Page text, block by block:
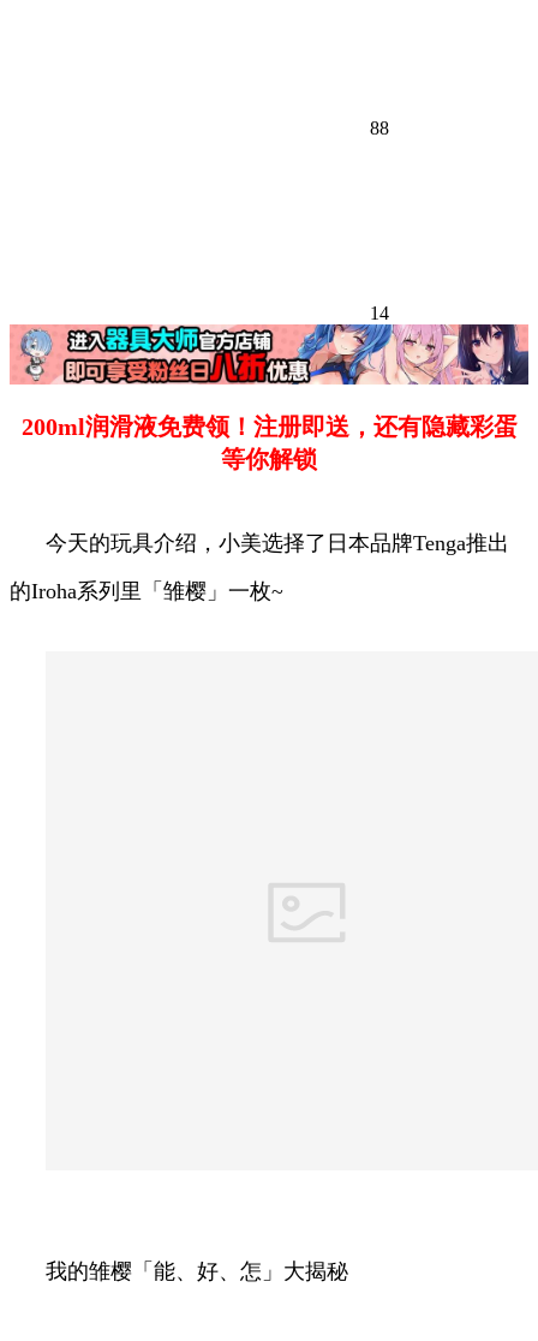
88
14
200ml润滑液免费领！注册即送，还有隐藏彩蛋
等你解锁
今天的玩具介绍，小美选择了日本品牌Tenga推出
的Iroha系列里「雏樱」一枚~
我的雏樱「能、好、怎」大揭秘